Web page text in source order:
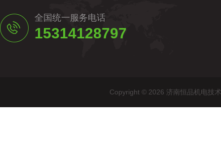
全国统一服务电话
15314128797
Copyright © 2026 济南恒品机电技